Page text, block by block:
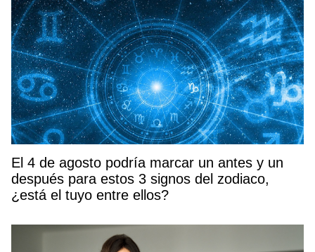
El 4 de agosto podría marcar un antes y un
después para estos 3 signos del zodiaco,
¿está el tuyo entre ellos?